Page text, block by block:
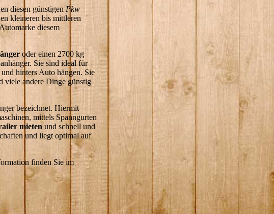
diesen günstigen Pkw
kleineren bis mittleren
diesem
oder einen 2700 kg
Sie sind ideal für
hinters Auto hängen. Sie
viele andere Dinge günstig
bezeichnet. Hiermit
mittels Spanngurten
mieten und schnell und
und liegt optimal auf
finden Sie im